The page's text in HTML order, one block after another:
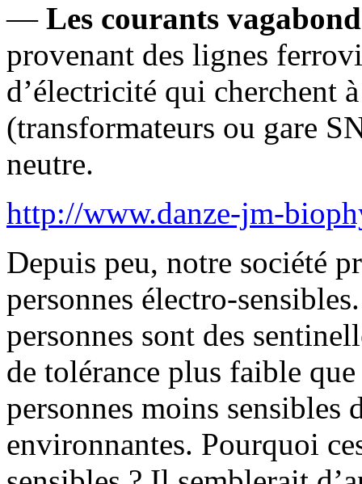
— Les courants
provenant des lignes
d’électricité qui cherchent
(transformateurs ou gare
neutre.
http://www.danze-jm-
Depuis peu, notre société
personnes électro-
personnes sont des
de tolérance plus faible
personnes moins sensibles
environnantes. Pourquoi